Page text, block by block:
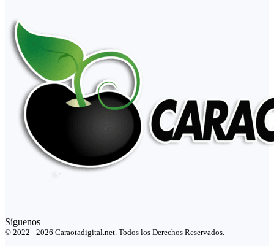
Síguenos
© 2022 - 2026 Caraotadigital.net. Todos los Derechos Reservados.